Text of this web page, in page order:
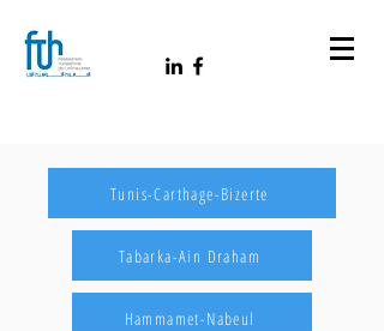
Tunis-Carthage-Bizerte
Tabarka-Ain Draham
Hammamet-Nabeul